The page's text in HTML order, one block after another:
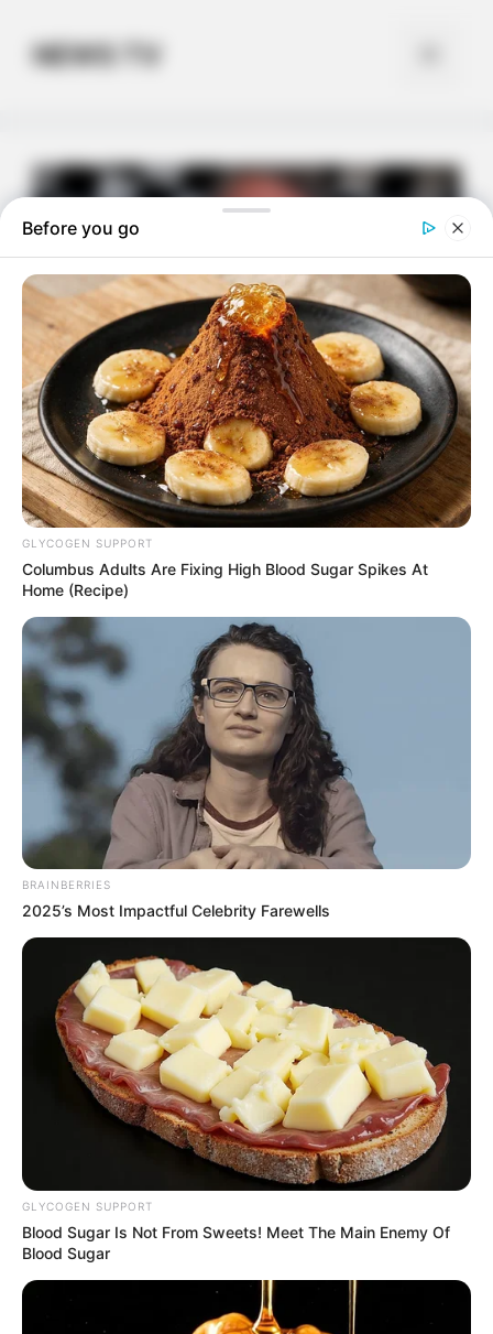
contentNEWS TV
Louis devient papa
: Barbara a pris une
grande décision
pour Yaël – Plus
belle la vie 5 juin
2026 (épisode 599
– résumé complet
PBLV)
Before you go
GLYCOGEN SUPPORT
Columbus Adults Are Fixing High Blood Sugar Spikes At
Home (Recipe)
BRAINBERRIES
2025’s Most Impactful Celebrity Farewells
GLYCOGEN SUPPORT
Blood Sugar Is Not From Sweets! Meet The Main Enemy Of
Blood Sugar